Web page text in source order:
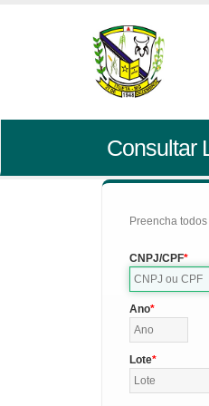
Consultar
Preencha
CNPJ/CPF
Ano
Lote